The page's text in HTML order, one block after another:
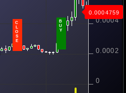
0
0.0002
0.0004
0.00053013
C